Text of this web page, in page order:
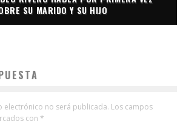
SU MARIDO Y SU HIJO
electrónico no será publicada. Los campos
con *